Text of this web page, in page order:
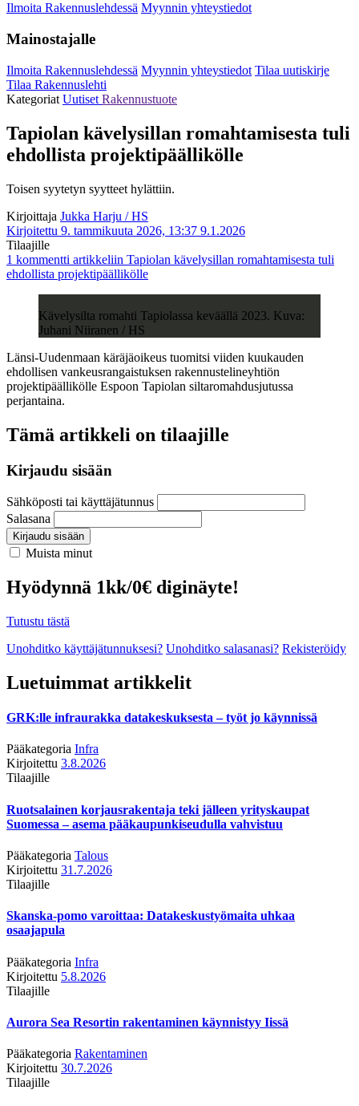
Ilmoita Rakennuslehdessä Myynnin yhteystiedot
Mainostajalle
Ilmoita Rakennuslehdessä Myynnin yhteystiedot Tilaa uutiskirje
Tilaa Rakennuslehti
Kategoriat Uutiset Rakennustuote
Tapiolan kävelysillan romahtamisesta tuli
ehdollista projektipäällikölle
Toisen syytetyn syytteet hylättiin.
Kirjoittaja Jukka Harju / HS
Kirjoitettu 9. tammikuuta 2026, 13:37 9.1.2026
Tilaajille
1 kommentti artikkeliin Tapiolan kävelysillan romahtamisesta tuli
ehdollista projektipäällikölle
Kävelysilta romahti Tapiolassa keväällä 2023. Kuva:
Juhani Niiranen / HS
Länsi-Uudenmaan käräjäoikeus tuomitsi viiden kuukauden
ehdollisen vankeusrangaistuksen rakennustelineyhtiön
projektipäällikölle Espoon Tapiolan siltaromahdusjutussa
perjantaina.
Tämä artikkeli on tilaajille
Kirjaudu sisään
Sähköposti tai käyttäjätunnus
Salasana
Kirjaudu sisään
Muista minut
Hyödynnä 1kk/0€ diginäyte!
Tutustu tästä
Unohditko käyttäjätunnuksesi? Unohditko salasanasi? Rekisteröidy
Luetuimmat artikkelit
GRK:lle infraurakka datakeskuksesta – työt jo käynnissä
Pääkategoria Infra
Kirjoitettu 3.8.2026
Tilaajille
Ruotsalainen korjausrakentaja teki jälleen yrityskaupat
Suomessa – asema pääkaupunkiseudulla vahvistuu
Pääkategoria Talous
Kirjoitettu 31.7.2026
Tilaajille
Skanska-pomo varoittaa: Datakeskustyömaita uhkaa
osaajapula
Pääkategoria Infra
Kirjoitettu 5.8.2026
Tilaajille
Aurora Sea Resortin rakentaminen käynnistyy Iissä
Pääkategoria Rakentaminen
Kirjoitettu 30.7.2026
Tilaajille